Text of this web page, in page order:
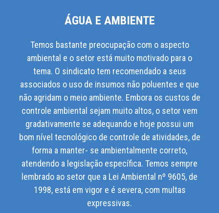
ÁGUA E AMBIENTE
Temos bastante preocupação com o aspecto
ambiental e o setor está muito motivado para o
tema. O sindicato tem recomendado a seus
associados o uso de insumos não poluentes e que
não agridam o meio ambiente. Embora os custos de
controle ambiental sejam muito altos, o setor vem
gradativamente se adequando e hoje possui um
bom nível tecnológico de controle de atividades, de
forma a manter- se ambientalmente correto,
atendendo a legislação específica. Temos sempre
lembrado ao setor que a Lei Ambiental nº 9605, de
1998, está em vigor e é severa, com multas
expressivas.